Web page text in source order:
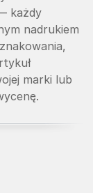
każdy
nadrukiem
marki lub